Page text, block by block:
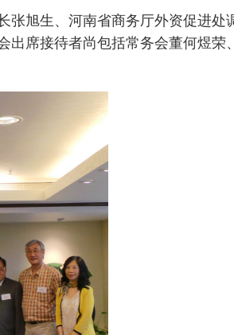
张旭生、河南省商务厅外资促进
席接待者尚包括常务会董何煜荣